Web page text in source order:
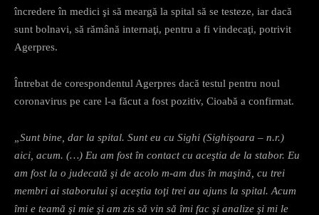
încredere în medici şi să meargă la spital să se testeze, iar dacă
sunt bolnavi, să rămână internaţi, pentru a fi vindecaţi, potrivit
Agerpres.
Întrebat de corespondentul Agerpres dacă testul pentru noul
coronavirus pe care l-a făcut a fost pozitiv, Cioabă a confirmat.
„Sunt bine, dar la spital. Sunt eu cu Sighi (Sighişoara – n.r.)
aici, acum. (…) Eu am fost în contact cu aceştia de la stabor. Eu
am fost la o judecată şi de acolo m-am dus în maşină, cu trei
membri ai staborului şi aceştia toţi trei au ajuns la spital. Acum
îmi e teamă şi mie şi am zis să vin să îmi fac şi analize şi mi le